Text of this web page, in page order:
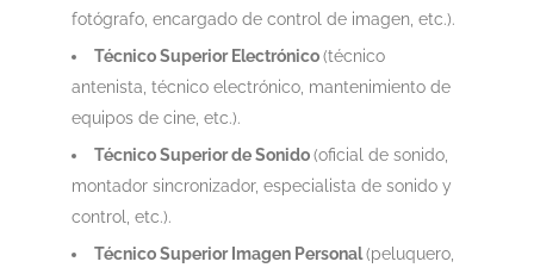
fotógrafo, encargado de control de imagen, etc.).
Técnico Superior Electrónico(técnico
antenista, técnico electrónico, mantenimiento de
equipos de cine, etc.).
Técnico Superior de Sonido(oficial de sonido,
montador sincronizador, especialista de sonido y
control, etc.).
Técnico Superior Imagen Personal(peluquero,